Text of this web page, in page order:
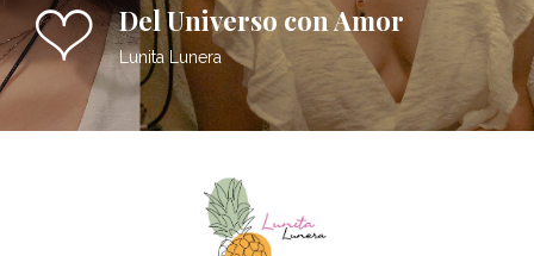
Del Universo con Amor
Lunita Lunera